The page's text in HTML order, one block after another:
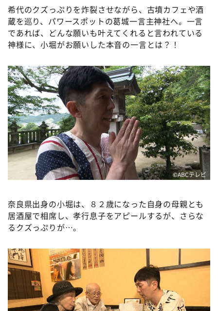
希代のクズっぷりを炸裂させながら、古墳カフェや酒
蔵を巡り、パワースポットの葛城一言主神社へ。一言
であれば、どんな願いも叶えてくれると言われている
神様に、小堀がお願いした本音の一言とは？！
©ABCテレビ
奈良県出身の小堀は、８２歳になった自身の母親とも
居酒屋で相席し、孝行息子をアピールするが、さらな
るクズっぷりが…。